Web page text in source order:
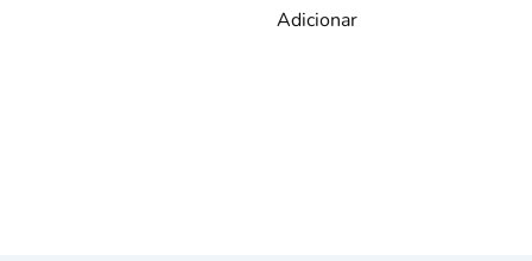
Adicionar